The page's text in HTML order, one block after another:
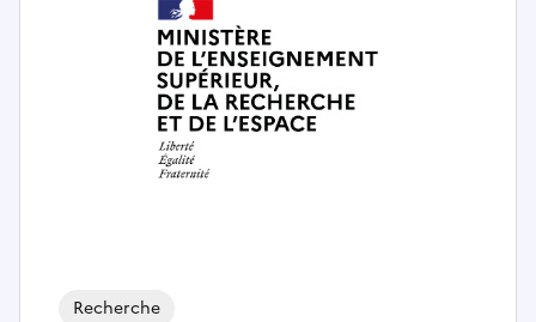
Recherche